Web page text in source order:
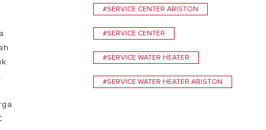
#SERVICE CENTER ARISTON
#SERVICE CENTER
#SERVICE WATER HEATER
#SERVICE WATER HEATER ARISTON